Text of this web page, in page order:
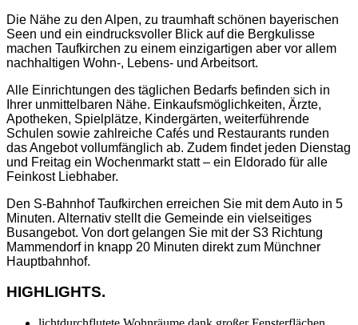
Die Nähe zu den Alpen, zu traumhaft schönen bayerischen
Seen und ein eindrucksvoller Blick auf die Bergkulisse
machen Taufkirchen zu einem einzigartigen aber vor allem
nachhaltigen Wohn-, Lebens- und Arbeitsort.
Alle Einrichtungen des täglichen Bedarfs befinden sich in
Ihrer unmittelbaren Nähe. Einkaufsmöglichkeiten, Ärzte,
Apotheken, Spielplätze, Kindergärten, weiterführende
Schulen sowie zahlreiche Cafés und Restaurants runden
das Angebot vollumfänglich ab. Zudem findet jeden Dienstag
und Freitag ein Wochenmarkt statt – ein Eldorado für alle
Feinkost Liebhaber.
Den S-Bahnhof Taufkirchen erreichen Sie mit dem Auto in 5
Minuten. Alternativ stellt die Gemeinde ein vielseitiges
Busangebot. Von dort gelangen Sie mit der S3 Richtung
Mammendorf in knapp 20 Minuten direkt zum Münchner
Hauptbahnhof.
HIGHLIGHTS.